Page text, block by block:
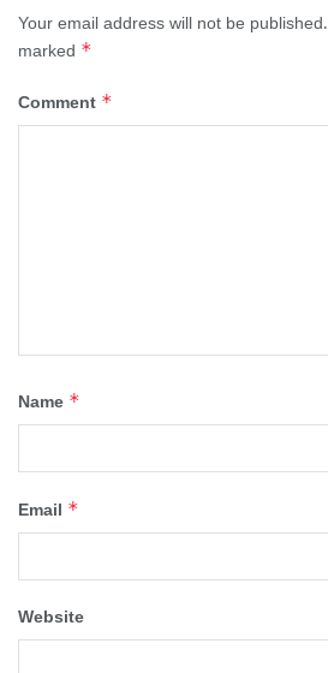
Your email address will not be published.
marked *
Comment *
Name *
Email *
Website